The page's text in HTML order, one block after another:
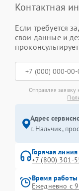
Контактная
Если требуется
свои данные и
Отправляя заявку
Адрес
г. Нальчик,
Горячая линия
+7 (800) 301-
Время работы
Ежедневно с